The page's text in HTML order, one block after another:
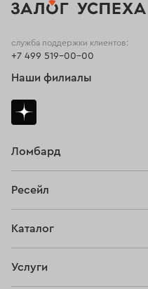
Ломбард
Тарифы
Ресейл
Купить
Каталог
Услуги
служба поддержки клиентов:
+7 499 519-00-00
Наши филиалы